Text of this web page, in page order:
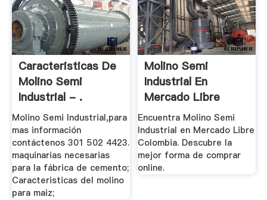
Caracteristicas De
Molino Semi
Industrial - .
Molino Semi Industrial,para
mas información
contáctenos 301 502 4423.
maquinarias necesarias
para la fábrica de cemento;
Caracteristicas del molino
para maiz;
Molino Semi
Industrial En
Mercado Libre
Colombia
Encuentra Molino Semi
Industrial en Mercado Libre
Colombia. Descubre la
mejor forma de comprar
online.